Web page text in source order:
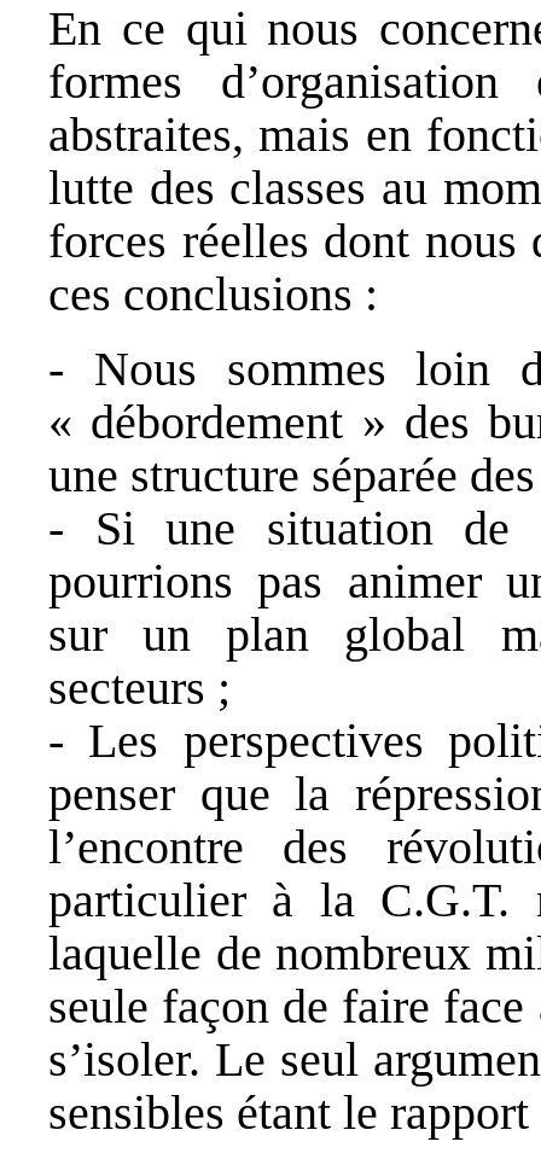
En ce qui nous
formes
abstraites, mais en
lutte des classes au
forces réelles dont nous
ces conclusions :
- Nous sommes loin
« débordement » des
une structure séparée
- Si une situation de
pourrions pas animer
sur un plan global
secteurs ;
- Les perspectives
penser que la
l’encontre des
particulier à la C.G.T.
laquelle de nombreux
seule façon de faire
s’isoler. Le seul
sensibles étant le